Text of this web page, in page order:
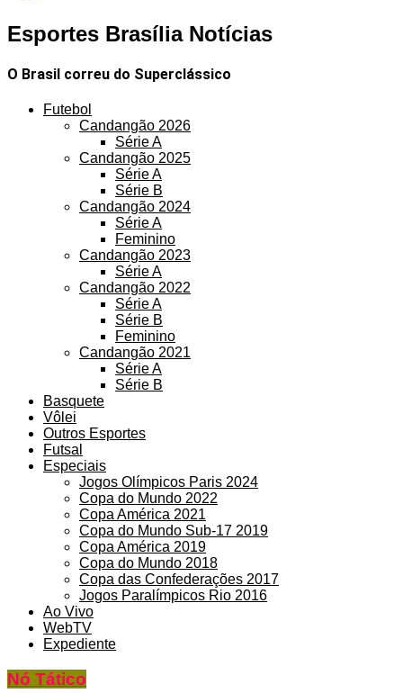
Esportes Brasília Notícias
O Brasil correu do Superclássico
Futebol
Candangão 2026
Série A
Candangão 2025
Série A
Série B
Candangão 2024
Série A
Feminino
Candangão 2023
Série A
Candangão 2022
Série A
Série B
Feminino
Candangão 2021
Série A
Série B
Basquete
Vôlei
Outros Esportes
Futsal
Especiais
Jogos Olímpicos Paris 2024
Copa do Mundo 2022
Copa América 2021
Copa do Mundo Sub-17 2019
Copa América 2019
Copa do Mundo 2018
Copa das Confederações 2017
Jogos Paralímpicos Rio 2016
Ao Vivo
WebTV
Expediente
Nó Tático